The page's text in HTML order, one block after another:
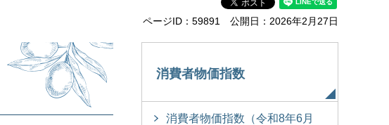
ページID：59891 公開日：2026年2月27日
消費者物価指数
消費者物価指数（令和8年6月